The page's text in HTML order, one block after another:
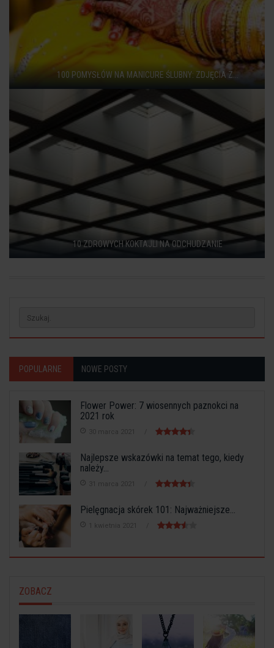
100 POMYSŁÓW NA MANICURE ŚLUBNY: ZDJĘCIA Z...
10 ZDROWYCH KOKTAJLI NA ODCHUDZANIE
POPULARNE NOWE POSTY
Flower Power: 7 wiosennych paznokci na
2021 rok
30 marca 2021
Najlepsze wskazówki na temat tego, kiedy
należy...
31 marca 2021
Pielęgnacja skórek 101: Najważniejsze...
1 kwietnia 2021
ZOBACZ